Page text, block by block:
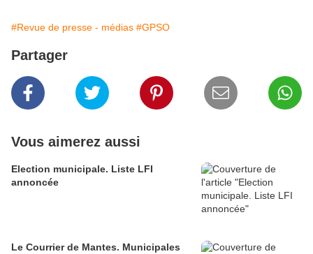
#Revue de presse - médias #GPSO
Partager
Vous aimerez aussi
Election municipale. Liste LFI
annoncée
Le Courrier de Mantes. Municipales